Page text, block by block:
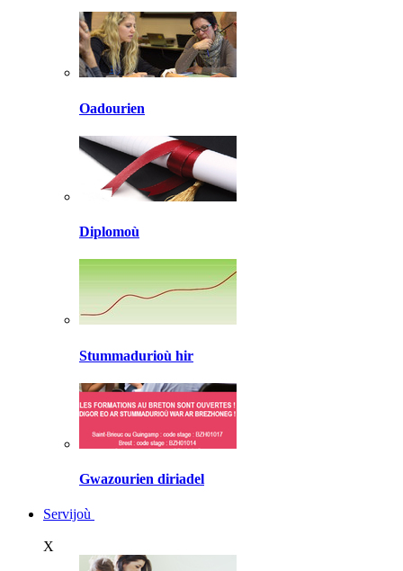
Oadourien
Diplomoù
Stummadurioù hir
Gwazourien diriadel
Servijoù
X